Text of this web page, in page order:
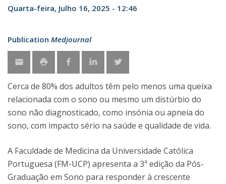
Quarta-feira, Julho 16, 2025 - 12:46
Publication Medjournal
Cerca de 80% dos adultos têm pelo menos uma queixa
relacionada com o sono ou mesmo um distúrbio do
sono não diagnosticado, como insónia ou apneia do
sono, com impacto sério na saúde e qualidade de vida.
A Faculdade de Medicina da Universidade Católica
Portuguesa (FM-UCP) apresenta a 3ª edição da Pós-
Graduação em Sono para responder à crescente